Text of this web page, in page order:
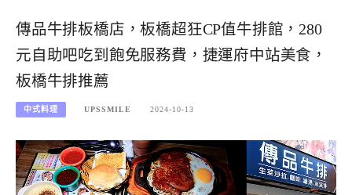
傳品牛排板橋店，板橋超狂CP值牛排館，280
元自助吧吃到飽免服務費，捷運府中站美食，
板橋牛排推薦
中式料理 UPSSMILE 2024-10-13